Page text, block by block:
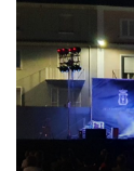
2021